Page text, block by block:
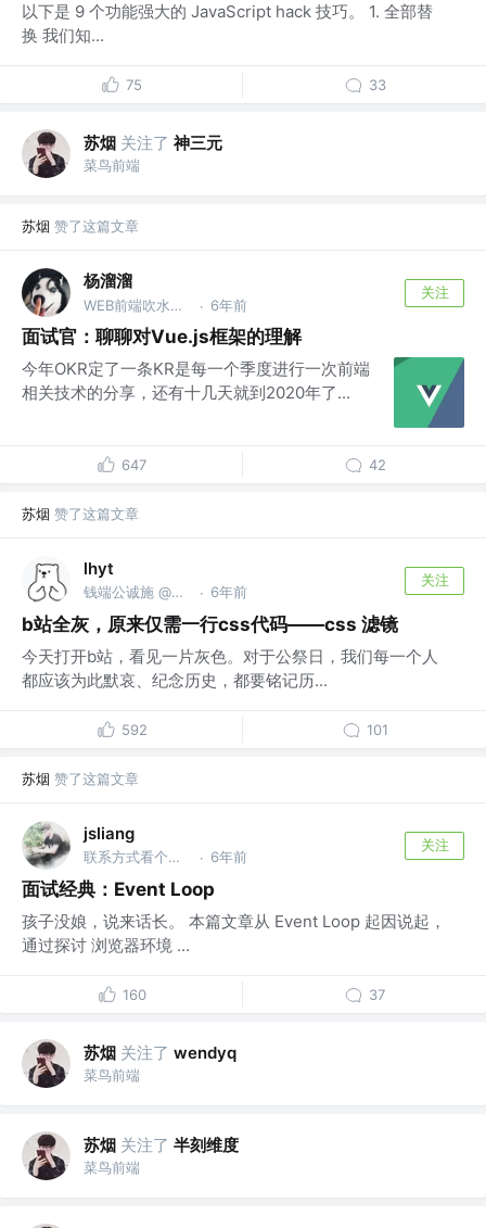
以下是 9 个功能强大的 JavaScript hack 技巧。 1. 全部替
换 我们知...
75 33
苏烟 关注了 神三元
菜鸟前端
苏烟 赞了这篇文章
杨溜溜
WEB前端吹水工程师 @百度 · 6年前
关注
面试官：聊聊对Vue.js框架的理解
今年OKR定了一条KR是每一个季度进行一次前端
相关技术的分享，还有十几天就到2020年了...
647 42
苏烟 赞了这篇文章
lhyt
钱端公诚施 @前tencent -> bytedance · 6年前
关注
b站全灰，原来仅需一行css代码——css 滤镜
今天打开b站，看见一片灰色。对于公祭日，我们每一个人
都应该为此默哀、纪念历史，都要铭记历...
592 101
苏烟 赞了这篇文章
jsliang
联系方式看个人主页 @金山办公软件 · 6年前
关注
面试经典：Event Loop
孩子没娘，说来话长。 本篇文章从 Event Loop 起因说起，
通过探讨 浏览器环境 ...
160 37
苏烟 关注了 wendyq
菜鸟前端
苏烟 关注了 半刻维度
菜鸟前端